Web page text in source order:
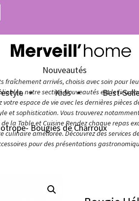
Nouveautés
arrivés, choisis avec soin pour
notre section Nouveautés est le lieu
espace de vie avec les dernières
et sophistication. Vous trouverez
la Table et Cuisine Rendez chaque repas
améliorée. Découvrez des services
pour des présentations
Kids Best-
Bougies de Charroux